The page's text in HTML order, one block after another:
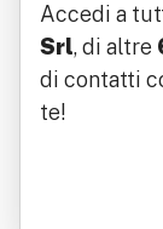
Accedi a
Srl, di altre
di contatti
te!